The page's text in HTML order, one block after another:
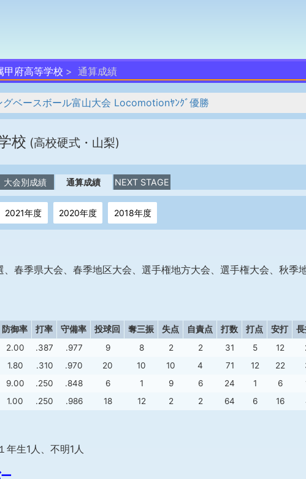
甲府高等学校 通算成績
ベースボール富山大会 Locomotionﾔﾝｸﾞ優勝
校 (高校硬式・山梨)
大会別成績 通算成績 NEXT STAGE
2021年度 2020年度 2018年度
春季県大会、春季地区大会、選手権地方大会、選手権大会、秋季
防御率 打率 守備率 投球回 奪三振 失点 自責点 打数 打点 安打
2.00 .387 .977 9 8 2 2 31 5 12
1.80 .310 .970 20 10 10 4 71 12 22
9.00 .250 .848 6 1 9 6 24 1 6
1.00 .250 .986 18 12 2 2 64 6 16
年生1人、不明1人